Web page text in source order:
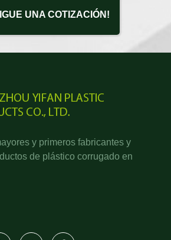
UNA COTIZACIÓN!
y primeros fabricantes y
de plástico corrugado en